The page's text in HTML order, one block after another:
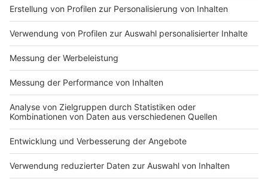
Impressum
Nutzungsbedingungen
Jobs
Presse
Werben
Kontakt
Studio-Hotline
Verkehrs-Hotline
Newsletter